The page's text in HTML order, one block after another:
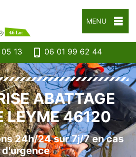
MENU
13 06 01 99 62 44
ABATTAGE
LEYME 46120
24h/24 sur 7j/7 en cas
d'urgence